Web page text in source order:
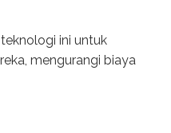
ini untuk
mengurangi biaya